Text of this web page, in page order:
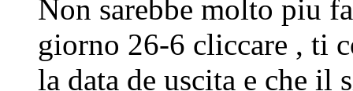
Non sarebbe molto piu
giorno 26-6 cliccare , ti
la data de uscita e che il